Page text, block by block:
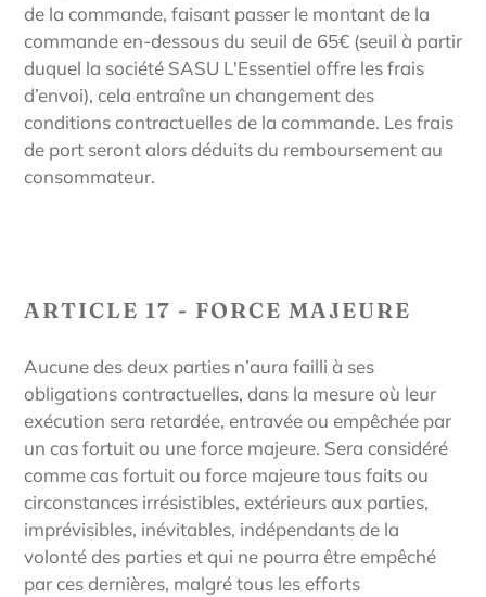
de la commande, faisant passer le montant de la
commande en-dessous du seuil de 65€ (seuil à partir
duquel la société SASU L'Essentiel offre les frais
d’envoi), cela entraîne un changement des
conditions contractuelles de la commande. Les frais
de port seront alors déduits du remboursement au
consommateur.
ARTICLE 17 - FORCE MAJEURE
Aucune des deux parties n’aura failli à ses
obligations contractuelles, dans la mesure où leur
exécution sera retardée, entravée ou empêchée par
un cas fortuit ou une force majeure. Sera considéré
comme cas fortuit ou force majeure tous faits ou
circonstances irrésistibles, extérieurs aux parties,
imprévisibles, inévitables, indépendants de la
volonté des parties et qui ne pourra être empêché
par ces dernières, malgré tous les efforts